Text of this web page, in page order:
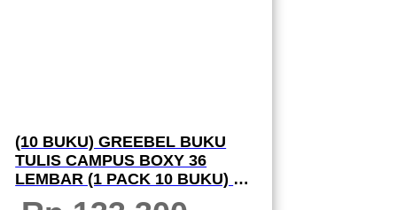
(10 BUKU) GREEBEL BUKU
TULIS CAMPUS BOXY 36
LEMBAR (1 PACK 10 BUKU) B5
36-11 SCHOOL BOOK I BUKU